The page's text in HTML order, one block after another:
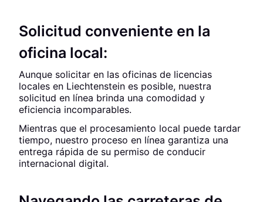
Solicitud conveniente en la
oficina local:
Aunque solicitar en las oficinas de licencias
locales en Liechtenstein es posible, nuestra
solicitud en línea brinda una comodidad y
eficiencia incomparables.
Mientras que el procesamiento local puede tardar
tiempo, nuestro proceso en línea garantiza una
entrega rápida de su permiso de conducir
internacional digital.